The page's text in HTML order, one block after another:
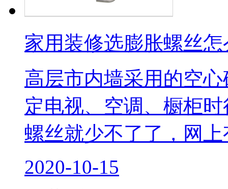
家用装修选膨胀螺丝
高层市内墙采用的空
定电视、空调、橱柜
螺丝就少不了了，网
2020-10-15